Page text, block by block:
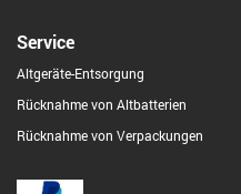
Service
Altgeräte-Entsorgung
Rücknahme von Altbatterien
Rücknahme von Verpackungen